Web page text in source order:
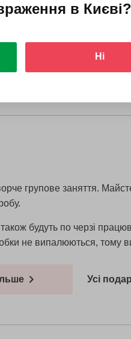
на тіло суміші
Усі
групове заняття.
також будуть по черзі
не випалюються, тому
Усі
в Києві?
Ні